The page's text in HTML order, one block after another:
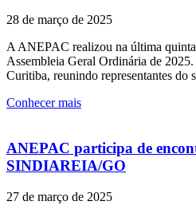
28 de março de 2025
A ANEPAC realizou na última
Assembleia Geral Ordinária de
Curitiba, reunindo representantes do
Conhecer mais
ANEPAC participa de
SINDIAREIA/GO
27 de março de 2025